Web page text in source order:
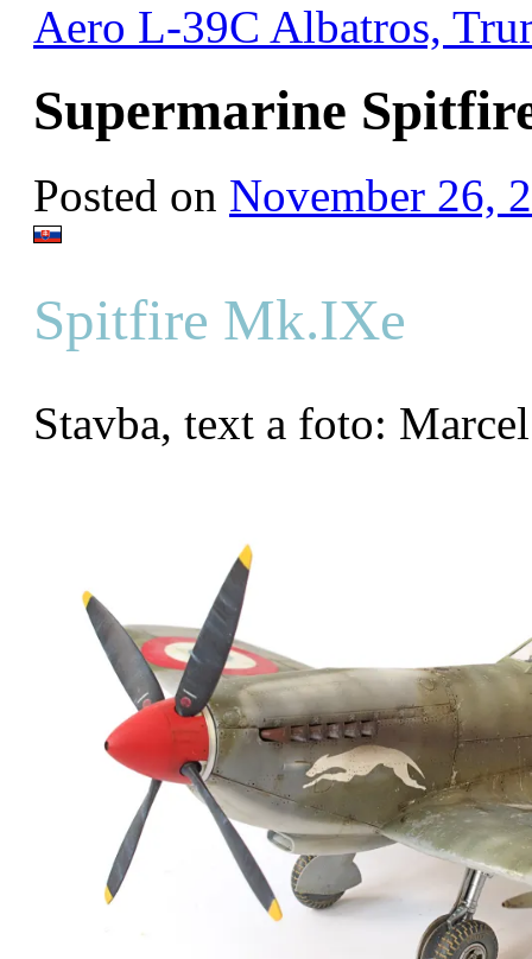
Aero L-39C Albatros,
Supermarine
Posted on November 26,
Spitfire Mk.IXe
Stavba, text a foto: